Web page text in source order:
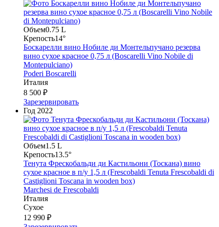
Объем0.75 L
Крепость14°
Боскарелли вино Нобиле ди Монтельпучано резерва
вино сухое красное 0,75 л (Boscarelli Vino Nobile di
Montepulciano)
Poderi Boscarelli
Италия
8 500 ₽
Зарезервировать
Год 2022
Объем1.5 L
Крепость13.5°
Тенута Фрескобальди ди Кастильони (Тоскана) вино
сухое красное в п/у 1,5 л (Frescobaldi Tenuta Frescobaldi di
Castiglioni Toscana in wooden box)
Marchesi de Frescobaldi
Италия
Сухое
12 990 ₽